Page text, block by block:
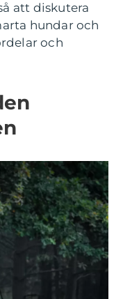
att diskutera
hundar och
och